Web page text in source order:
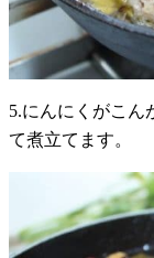
5.にんにくがこん
て煮立てます。